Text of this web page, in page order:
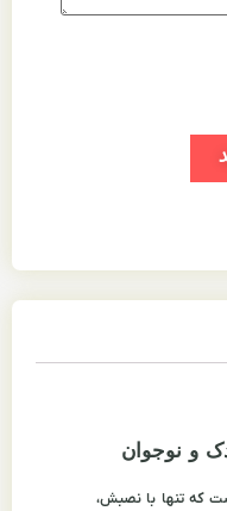
و نوجوان
که تنها با نصبش،